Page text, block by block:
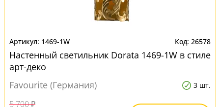
1469-1W 26578
Настенный светильник Dorata 1469-1W в стиле
арт-деко
Favourite (Германия)
3 шт.
5 700 ₽